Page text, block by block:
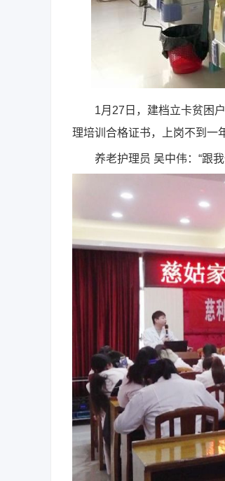
1月27日，建档立卡贫困户
理培训合格证书，上岗不到一
养老护理员 吴中伟：“跟我